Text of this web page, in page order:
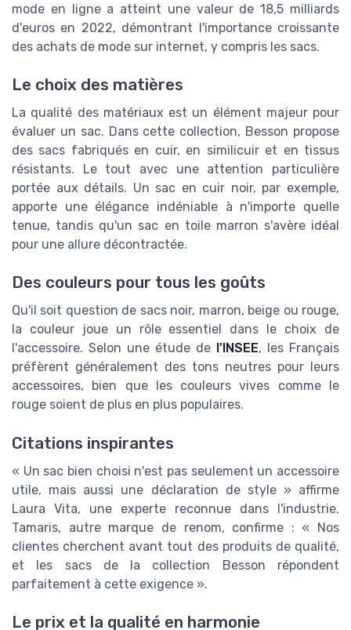
mode en ligne a atteint une valeur de 18,5 milliards
d'euros en 2022, démontrant l'importance croissante
des achats de mode sur internet, y compris les sacs.
Le choix des matières
La qualité des matériaux est un élément majeur pour
évaluer un sac. Dans cette collection, Besson propose
des sacs fabriqués en cuir, en similicuir et en tissus
résistants. Le tout avec une attention particulière
portée aux détails. Un sac en cuir noir, par exemple,
apporte une élégance indéniable à n'importe quelle
tenue, tandis qu'un sac en toile marron s'avère idéal
pour une allure décontractée.
Des couleurs pour tous les goûts
Qu'il soit question de sacs noir, marron, beige ou rouge,
la couleur joue un rôle essentiel dans le choix de
l'accessoire. Selon une étude de l'INSEE, les Français
préfèrent généralement des tons neutres pour leurs
accessoires, bien que les couleurs vives comme le
rouge soient de plus en plus populaires.
Citations inspirantes
« Un sac bien choisi n'est pas seulement un accessoire
utile, mais aussi une déclaration de style » affirme
Laura Vita, une experte reconnue dans l'industrie.
Tamaris, autre marque de renom, confirme : « Nos
clientes cherchent avant tout des produits de qualité,
et les sacs de la collection Besson répondent
parfaitement à cette exigence ».
Le prix et la qualité en harmonie